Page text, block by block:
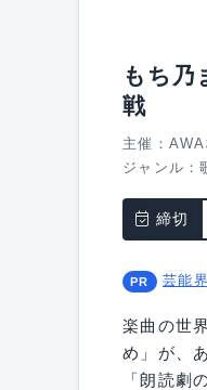
もち乃
戦
主催：AWA
ジャンル：
締切
芸能
楽曲の世
め」が、
「朗読劇